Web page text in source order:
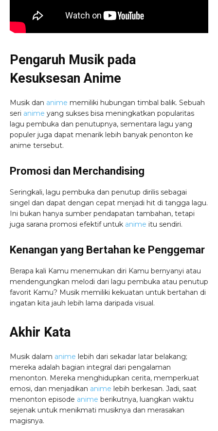
Pengaruh Musik pada
Kesuksesan Anime
Musik dan anime memiliki hubungan timbal balik. Sebuah
seri anime yang sukses bisa meningkatkan popularitas
lagu pembuka dan penutupnya, sementara lagu yang
populer juga dapat menarik lebih banyak penonton ke
anime tersebut.
Promosi dan Merchandising
Seringkali, lagu pembuka dan penutup dirilis sebagai
singel dan dapat dengan cepat menjadi hit di tangga lagu.
Ini bukan hanya sumber pendapatan tambahan, tetapi
juga sarana promosi efektif untuk anime itu sendiri.
Kenangan yang Bertahan ke Penggemar
Berapa kali Kamu menemukan diri Kamu bernyanyi atau
mendengungkan melodi dari lagu pembuka atau penutup
favorit Kamu? Musik memiliki kekuatan untuk bertahan di
ingatan kita jauh lebih lama daripada visual.
Akhir Kata
Musik dalam anime lebih dari sekadar latar belakang;
mereka adalah bagian integral dari pengalaman
menonton. Mereka menghidupkan cerita, memperkuat
emosi, dan menjadikan anime lebih berkesan. Jadi, saat
menonton episode anime berikutnya, luangkan waktu
sejenak untuk menikmati musiknya dan merasakan
magisnya.